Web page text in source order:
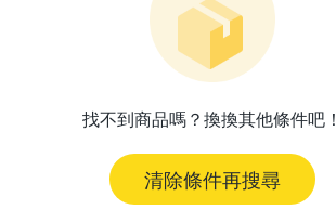
找不到商品嗎？換換其他條件吧！
清除條件再搜尋